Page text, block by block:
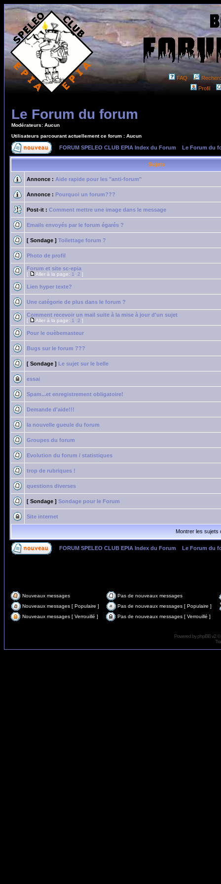
FAQ
Profil
Le Forum du forum
Modérateurs: Aucun
Utilisateurs parcourant actuellement ce forum : Aucun
FORUM SPELEO CLUB EPIA Index du Forum Le Forum du
Sujets
Annonce : Aide rapide pour les "anti-forum"
Annonce : Pourquoi un forum???
Post-it : Comment mettre une image dans le message
Emails envoyés par le forum égarés ?
[ Sondage ] Toilettage forum ?
Photo de profil
Forum et site sc-epia
[ Aller à la page: 1 2 ]
Lien hyper texte?
Une catégorie de plus dans le forum ?
Comment recevoir un mail suite à la mise à jour d'un sujet
[ Aller à la page: 1 2 ]
Pour le ouèbemasteur
Bugs sur le forum ???
[ Sondage ] Le sujet sur le belle
essai
Spam...et enregistrement obligatoire!
Demande d'aide!!!
la nouvelle gueule du forum
Groupes du forum
Evolution du forum / statistiques
trop de rubriques !
questions diverses
[ Sondage ] Sondage pour le Forum
Site internet
Montrer les sujets
FORUM SPELEO CLUB EPIA Index du Forum Le Forum du
Nouveaux messages
Pas de nouveaux messages
Nouveaux messages [ Populaire ]
Pas de nouveaux messages [ Populaire ]
Nouveaux messages [ Verrouillé ]
Pas de nouveaux messages [ Verrouillé ]
Powered byphpBBv2 ©